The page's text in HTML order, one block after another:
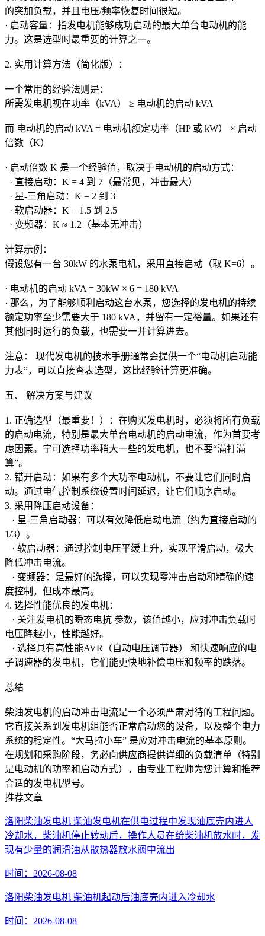
的突加负载，并且电压/频率恢复时间很短。
· 启动容量：指发电机能够成功启动的最大单台电动机的能
力。这是选型时最重要的计算之一。
2. 实用计算方法（简化版）：
一个常用的经验法则是：
所需发电机视在功率（kVA） ≥ 电动机的启动 kVA
而 电动机的启动 kVA = 电动机额定功率（HP 或 kW） × 启动
倍数（K）
· 启动倍数 K 是一个经验值，取决于电动机的启动方式：
· 直接启动：K = 4 到 7（最常见，冲击最大）
· 星-三角启动：K = 2 到 3
· 软启动器：K = 1.5 到 2.5
· 变频器：K ≈ 1.2（基本无冲击）
计算示例：
假设您有一台 30kW 的水泵电机，采用直接启动（取 K=6）。
· 电动机的启动 kVA = 30kW × 6 = 180 kVA
· 那么，为了能够顺利启动这台水泵，您选择的发电机的持续
额定功率至少需要大于 180 kVA，并留有一定裕量。如果还有
其他同时运行的负载，也需要一并计算进去。
注意： 现代发电机的技术手册通常会提供一个“电动机启动能
力表”，可以直接查表选型，这比经验计算更准确。
五、 解决方案与建议
1. 正确选型（最重要！）：在购买发电机时，必须将所有负载
的启动电流，特别是最大单台电动机的启动电流，作为首要考
虑因素。宁可选择功率稍大一些的发电机，也不要“满打满
算”。
2. 错开启动：如果有多个大功率电动机，不要让它们同时启
动。通过电气控制系统设置时间延迟，让它们顺序启动。
3. 采用降压启动设备：
· 星-三角启动器：可以有效降低启动电流（约为直接启动的
1/3）。
· 软启动器：通过控制电压平缓上升，实现平滑启动，极大
降低冲击电流。
· 变频器：是最好的选择，可以实现零冲击启动和精确的速
度控制，但成本最高。
4. 选择性能优良的发电机：
· 关注发电机的瞬态电抗 参数，该值越小，应对冲击负载时
电压降越小，性能越好。
· 选择具有高性能AVR（自动电压调节器） 和快速响应的电
子调速器的发电机，它们能更快地补偿电压和频率的跌落。
总结
柴油发电机的启动冲击电流是一个必须严肃对待的工程问题。
它直接关系到发电机组能否正常启动您的设备，以及整个电力
系统的稳定性。“大马拉小车” 是应对冲击电流的基本原则。
在规划和采购阶段，务必向供应商提供详细的负载清单（特别
是电动机的功率和启动方式），由专业工程师为您计算和推荐
合适的发电机型号。
推荐文章
洛阳柴油发电机 柴油发电机在供电过程中发现油底壳内进人
冷却水，柴油机停止转动后，操作人员在给柴油机放水时，发
现有少量的润滑油从散热器放水阀中流出
时间：2026-08-08
洛阳柴油发电机 柴油机起动后油底壳内进入冷却水
时间：2026-08-08